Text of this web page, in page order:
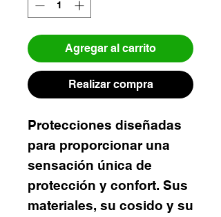
Agregar al carrito
Realizar compra
Protecciones diseñadas
para proporcionar una
sensación única de
protección y confort. Sus
materiales, su cosido y su